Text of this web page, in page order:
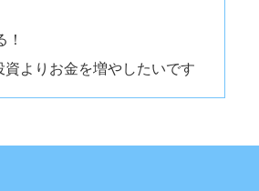
よりお金を増やしたいです